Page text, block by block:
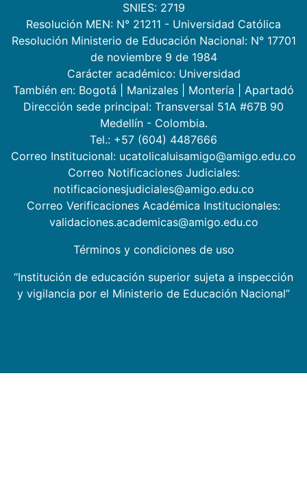
SNIES: 2719
Resolución MEN: N° 21211 - Universidad Católica
Resolución Ministerio de Educación Nacional: N° 17701
de noviembre 9 de 1984
Carácter académico: Universidad
También en: Bogotá Manizales Montería
Apartadó
Dirección sede principal: Transversal 51A #67B 90
Medellín - Colombia.
Tel.: +57 (604) 4487666
Correo Institucional: ucatolicaluisamigo@amigo.edu.co
Correo Notificaciones Judiciales:
notificacionesjudiciales@amigo.edu.co
Correo Verificaciones Académica Institucionales:
validaciones.academicas@amigo.edu.co
Términos y condiciones de uso
“Institución de educación superior sujeta a inspección
y vigilancia por el Ministerio de Educación Nacional”